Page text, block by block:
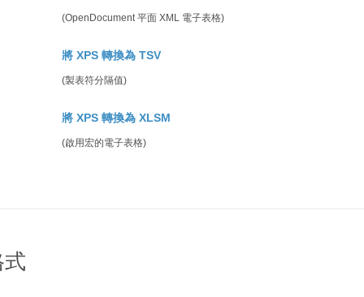
(OpenDocument 平面 XML 電子表格)
將 XPS 轉換為 TSV
(製表符分隔值)
將 XPS 轉換為 XLSM
(啟用宏的電子表格)